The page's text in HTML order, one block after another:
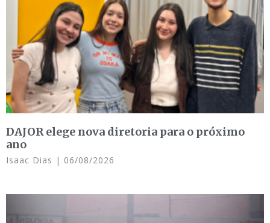
DAJOR elege nova diretoria para o próximo
ano
Isaac Dias 06/08/2026